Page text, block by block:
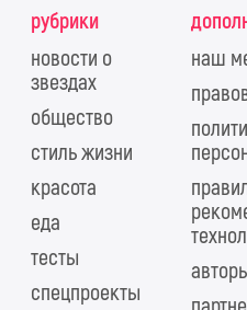
рубрики
новости о
звездах
общество
стиль жизни
красота
еда
тесты
спецпроекты
наш